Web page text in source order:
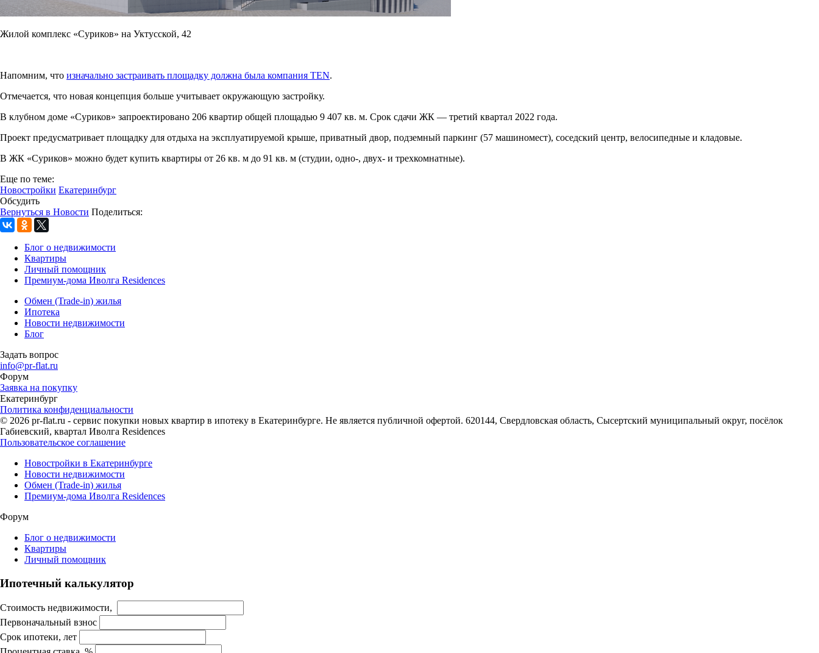
Жилой комплекс «Суриков» на Уктусской, 42
Напомним, что изначально застраивать площадку должна была компания TEN.
Отмечается, что новая концепция больше учитывает окружающую застройку.
В клубном доме «Суриков» запроектировано 206 квартир общей площадью 9 407 кв. м. Срок сдачи ЖК — третий квартал 2022 года.
Проект предусматривает площадку для отдыха на эксплуатируемой крыше, приватный двор, подземный паркинг (57 машиномест), соседский центр, велосипедные и кладовые.
В ЖК «Суриков» можно будет купить квартиры от 26 кв. м до 91 кв. м (студии, одно-, двух- и трехкомнатные).
Еще по теме:
Новостройки Екатеринбург
Обсудить
Вернуться в Новости Поделиться:
Блог о недвижимости
Квартиры
Личный помощник
Премиум-дома Иволга Residences
Обмен (Trade-in) жилья
Ипотека
Новости недвижимости
Блог
Задать вопрос
info@pr-flat.ru
Форум
Заявка на покупку
Екатеринбург
Политика конфиденциальности
© 2026 pr-flat.ru - сервис покупки новых квартир в ипотеку в Екатеринбурге. Не является публичной офертой. 620144, Свердловская область, Сысертский муниципальный округ, посёлок
Габиевский, квартал Иволга Residences
Пользовательское соглашение
Новостройки в Екатеринбурге
Новости недвижимости
Обмен (Trade-in) жилья
Премиум-дома Иволга Residences
Форум
Блог о недвижимости
Квартиры
Личный помощник
Ипотечный калькулятор
Стоимость недвижимости,
Первоначальный взнос
Срок ипотеки, лет